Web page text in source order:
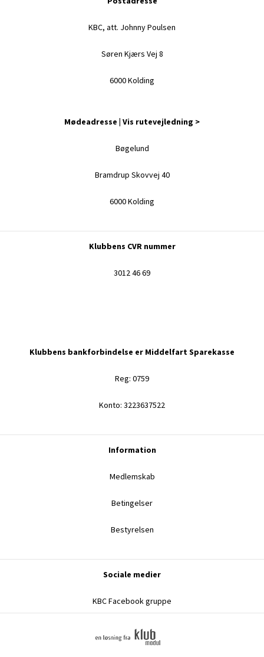
KBC, att. Johnny Poulsen
Søren Kjærs Vej 8
6000 Kolding
Mødeadresse | Vis rutevejledning >
Bøgelund
Bramdrup Skovvej 40
6000 Kolding
Klubbens CVR nummer
3012 46 69
Klubbens bankforbindelse er Middelfart Sparekasse
Reg: 0759
Konto: 3223637522
Information
Medlemskab
Betingelser
Bestyrelsen
Sociale medier
KBC Facebook gruppe